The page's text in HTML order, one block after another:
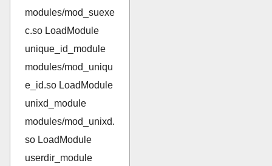
modules/mod_suexe
c.so LoadModule
unique_id_module
modules/mod_uniqu
e_id.so LoadModule
unixd_module
modules/mod_unixd.
so LoadModule
userdir_module